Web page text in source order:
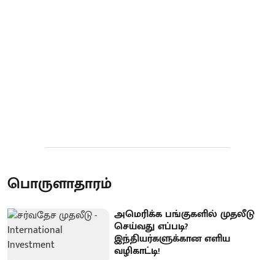
பொருளாதாரம்
அமெரிக்க பங்குகளில் முதலீடு
செய்வது எப்படி?
இந்தியர்களுக்கான எளிய
வழிகாட்டி!